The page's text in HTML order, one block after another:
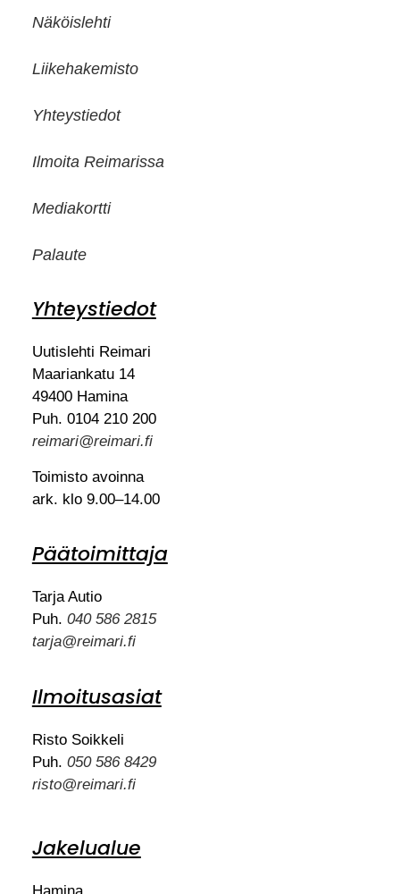
Näköislehti
Liikehakemisto
Yhteystiedot
Ilmoita Reimarissa
Mediakortti
Palaute
Yhteystiedot
Uutislehti Reimari
Maariankatu 14
49400 Hamina
Puh. 0104 210 200
reimari@reimari.fi
Toimisto avoinna
ark. klo 9.00–14.00
Päätoimittaja
Tarja Autio
Puh. 040 586 2815
tarja@reimari.fi
Ilmoitusasiat
Risto Soikkeli
Puh. 050 586 8429
risto@reimari.fi
Jakelualue